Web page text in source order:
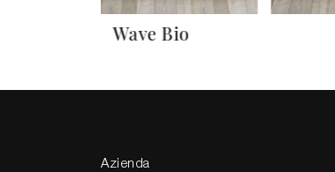
Wave Bio
Azienda